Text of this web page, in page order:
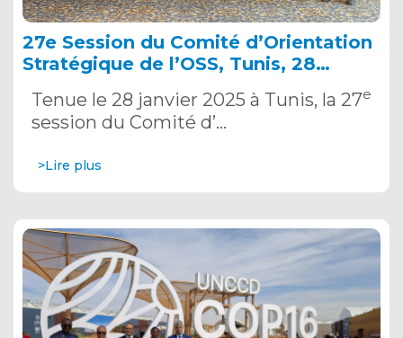
27e Session du Comité d’Orientation
Stratégique de l’OSS, Tunis, 28
Tenue le 28 janvier 2025 à Tunis, la 27e
session du Comité d’…
>Lire plus